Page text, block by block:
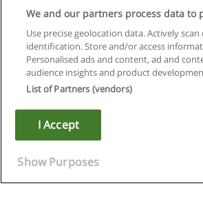
Правила пользования
Конфиденциальность
Copyright © Educaedu Business S.L. - CIF
We and our partners process data to
Use precise geolocation data. Actively
identification. Store and/or access
Personalised ads and content, ad and
audience insights and product
List of Partners (vendors)
I Accept
Show Purposes